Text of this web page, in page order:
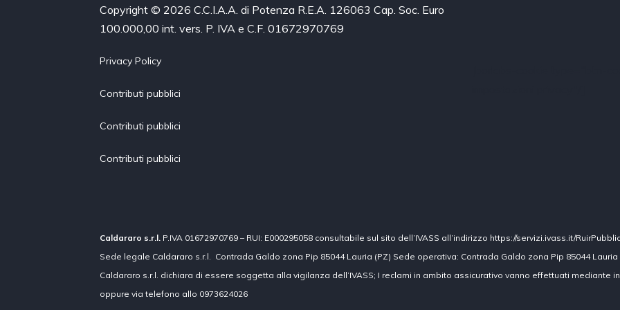
Copyright © 2026 C.C.I.A.A. di Potenza R.E.A. 126063 Cap. Soc. Euro
100.000,00 int. vers. P. IVA e C.F. 01672970769
Privacy Policy
Contributi pubblici
Contributi pubblici
Contributi pubblici
Caldararo s.r.l. P.IVA 01672970769 – RUI: E000295058 consultabile sul sito dell’IVASS all’indirizzo https://servizi.ivass.it/
Sede legale Caldararo s.r.l. Contrada Galdo zona Pip 85044 Lauria (PZ) Sede operativa: Contrada Galdo zona Pip 85044 Lauria
Caldararo s.r.l. dichiara di essere soggetta alla vigilanza dell’IVASS; I reclami in ambito assicurativo vanno effettuati mediante
oppure via telefono allo 0973624026